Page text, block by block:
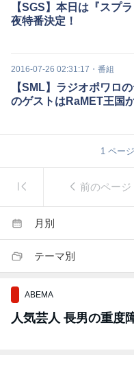
【SGS】本日は『スプ
夜特番決定！
2016-07-26 02:31:17 ・ 番組
【SML】ラジオポワロ
のゲストはRaMET王国
1ペー
前のページ
月別
テーマ別
ABEMA
人気芸人 長男の重度